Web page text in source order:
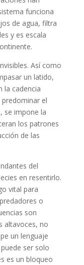
funciona
de agua, filtra
y es escala
Así como
un latido,
la cadencia
el
se impone la
los patrones
de las
del
en resentirlo.
vital para
o
son
altavoces, no
un lenguaje
ser solo
es un bloqueo